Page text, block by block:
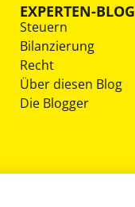
EXPERTEN-BLOG
Steuern
Bilanzierung
Recht
Über diesen Blog
Die Blogger